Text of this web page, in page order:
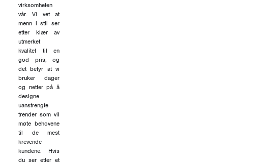
virksomheten
vår. Vi vet at
menn i stil ser
etter klær av
utmerket
kvalitet til en
god pris, og
det betyr at vi
bruker dager
og netter på å
designe
uanstrengte
trender som vil
møte behovene
til de mest
krevende
kundene. Hvis
du ser etter et